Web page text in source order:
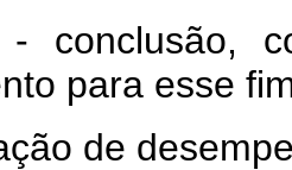
com
para esse
de